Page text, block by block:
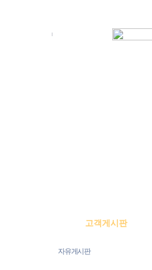
고객게시판
자유게시판